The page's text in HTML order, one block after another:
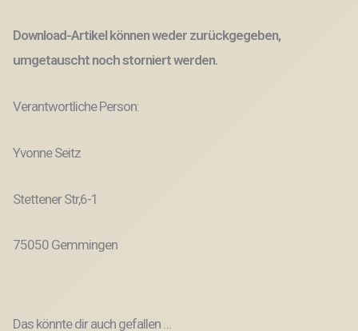
Download-Artikel können weder zurückgegeben,
umgetauscht noch storniert werden.
Verantwortliche Person:
Yvonne Seitz
Stettener Str,6-1
75050 Gemmingen
Das könnte dir auch gefallen …